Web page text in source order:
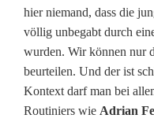
hier niemand, dass die
völlig unbegabt durch
wurden. Wir können nur
beurteilen. Und der ist
Kontext darf man bei
Routiniers wie Adrian